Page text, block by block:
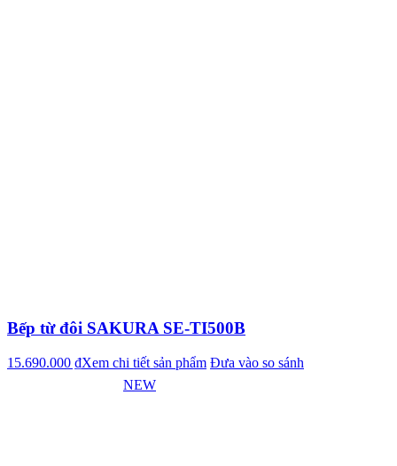
Bếp từ đôi SAKURA SE-TI500B
15.690.000 ₫Xem chi tiết sản phẩm Đưa vào so sánh
NEW